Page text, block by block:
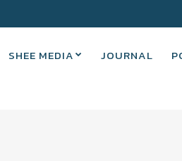
SHEE MEDIA JOURNAL